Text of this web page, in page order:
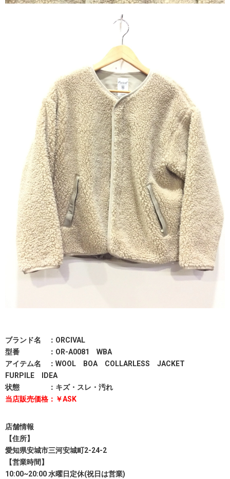
ブランド名 ：ORCIVAL
型番 ：OR-A0081 WBA
アイテム名 ：WOOL BOA COLLARLESS JACKET
FURPILE IDEA
状態 ：キズ・スレ・汚れ
当店販売価格：￥ASK
店舗情報
【住所】
愛知県安城市三河安城町2-24-2
【営業時間】
10:00~20:00 水曜日定休(祝日は営業)